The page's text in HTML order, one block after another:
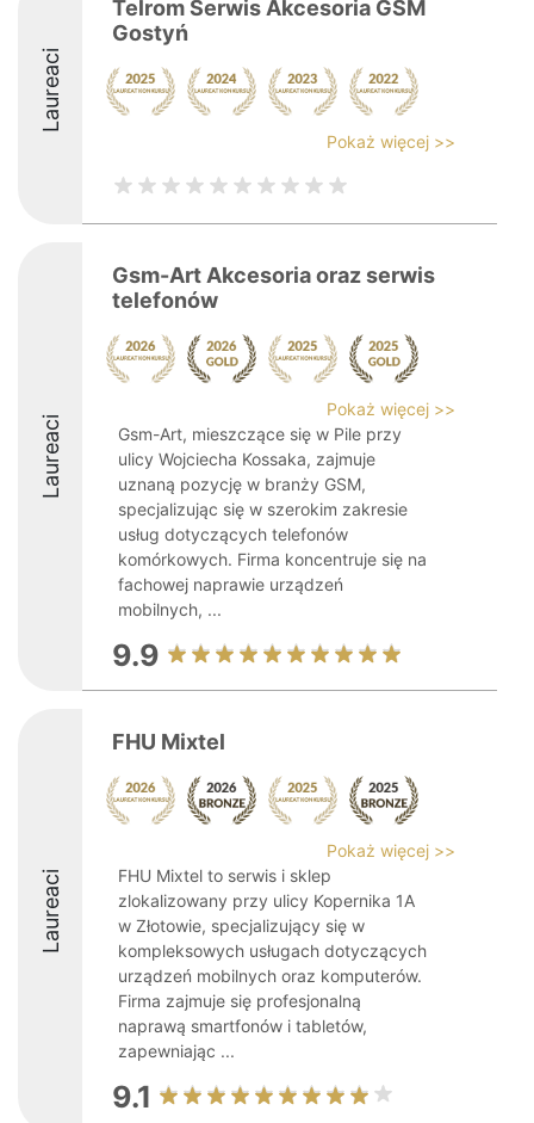
Laureaci
Telrom Serwis Akcesoria GSM
Gostyń
Pokaż więcej >>
Laureaci
Gsm-Art Akcesoria oraz serwis
telefonów
Pokaż więcej >>
Gsm-Art, mieszczące się w Pile przy
ulicy Wojciecha Kossaka, zajmuje
uznaną pozycję w branży GSM,
specjalizując się w szerokim zakresie
usług dotyczących telefonów
komórkowych. Firma koncentruje się na
fachowej naprawie urządzeń
mobilnych, ...
9.9
Laureaci
FHU Mixtel
Pokaż więcej >>
FHU Mixtel to serwis i sklep
zlokalizowany przy ulicy Kopernika 1A
w Złotowie, specjalizujący się w
kompleksowych usługach dotyczących
urządzeń mobilnych oraz komputerów.
Firma zajmuje się profesjonalną
naprawą smartfonów i tabletów,
zapewniając ...
9.1